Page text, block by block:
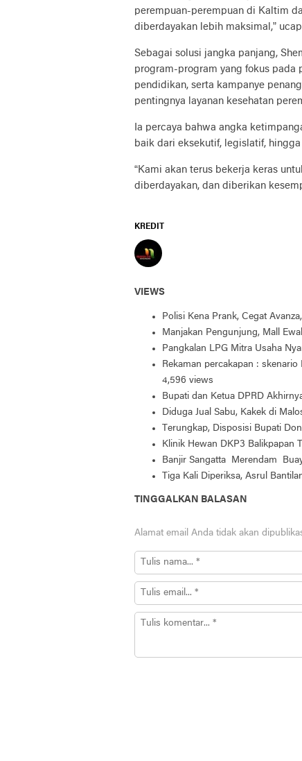
perempuan-perempuan di Kaltim
diberdayakan lebih maksimal,”
Sebagai solusi jangka panjang,
program-program yang fokus pada
pendidikan, serta kampanye
pentingnya layanan kesehatan
Ia percaya bahwa angka
baik dari eksekutif, legislatif,
“Kami akan terus bekerja keras
diberdayakan, dan diberikan
KREDIT
VIEWS
Polisi Kena Prank, Cegat
Manjakan Pengunjung, Mall
Pangkalan LPG Mitra Usaha
Rekaman percakapan :
4,596 views
Bupati dan Ketua DPRD
Diduga Jual Sabu, Kakek di
Terungkap, Disposisi Bupati
Klinik Hewan DKP3 Balikpapan
Banjir Sangatta Merendam
Tiga Kali Diperiksa, Asrul
TINGGALKAN BALASAN
Alamat email Anda tidak akan